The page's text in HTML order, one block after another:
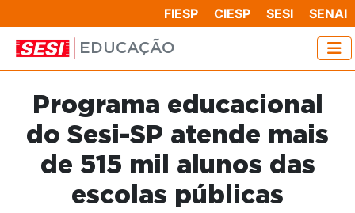
FIESP CIESP SESI SENAI
EDUCAÇÃO
Programa educacional
do Sesi-SP atende mais
de 515 mil alunos das
escolas públicas